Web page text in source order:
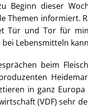
Beginn dieser
Themen informiert.
Tür und Tor für
Lebensmitteln
beim
in ganz
(VDF) sehr